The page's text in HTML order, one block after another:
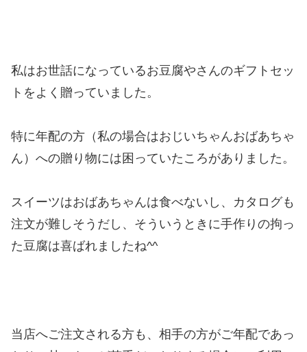
私はお世話になっているお豆腐やさんのギフトセッ
トをよく贈っていました。
特に年配の方（私の場合はおじいちゃんおばあちゃ
ん）への贈り物には困っていたころがありました。
スイーツはおばあちゃんは食べないし、カタログも
注文が難しそうだし、そういうときに手作りの拘っ
た豆腐は喜ばれましたね^^
当店へご注文される方も、相手の方がご年配であっ